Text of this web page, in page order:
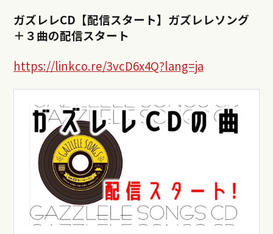
ガズレレCD【配信スタート】ガズレレソング
＋３曲の配信スタート
https://linkco.re/3vcD6x4Q?lang=ja